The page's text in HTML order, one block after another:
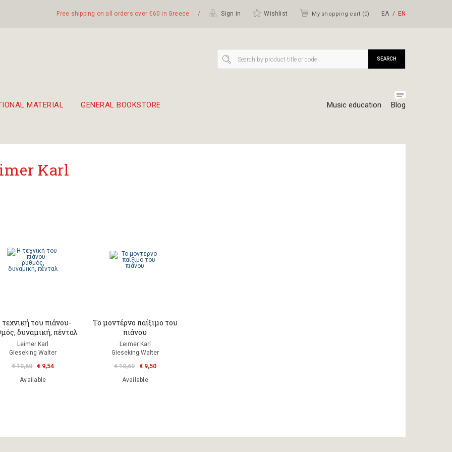
Free shipping on all orders over €60 in Greece / Sign in Wishlist My shopping cart (0) ΕΛ ΕΝ
MATERIAL GENERAL BOOKSTORE Music education Blog
SEARCH
Κarl
του πιάνου-
δυναμική, πένταλ
Leimer Κarl
Gieseking Walter
€ 10,60
€ 9,54
Available
Το μοντέρνο παίξιμο του
πιάνου
Leimer Κarl
Gieseking Walter
€ 10,60
€ 9,50
Available